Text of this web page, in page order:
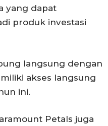
yang dapat
produk investasi
langsung dengan
akses langsung
ini.
Petals juga